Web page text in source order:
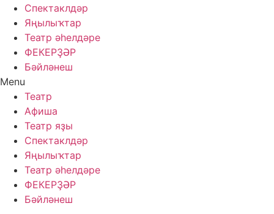
Спектаклдәр
Яңылыҡтар
Театр әһелдәре
ФЕКЕРҘӘР
Бәйләнеш
Menu
Театр
Афиша
Театр яҙы
Спектаклдәр
Яңылыҡтар
Театр әһелдәре
ФЕКЕРҘӘР
Бәйләнеш